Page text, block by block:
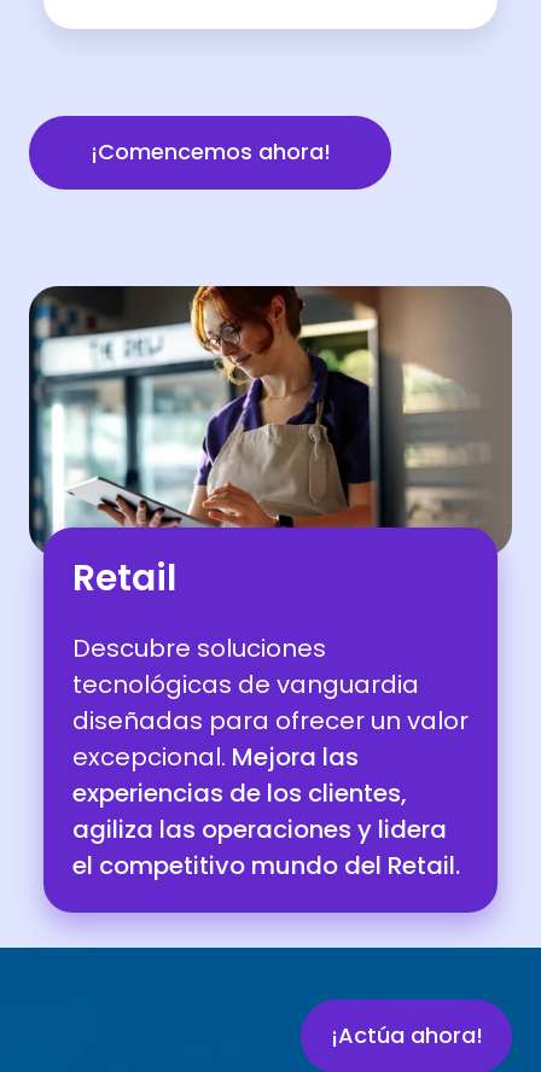
¡Comencemos ahora!
Retail
Descubre soluciones
tecnológicas de vanguardia
diseñadas para ofrecer un valor
excepcional. Mejora las
experiencias de los clientes,
agiliza las operaciones y lidera
el competitivo mundo del Retail.
¡Actúa ahora!